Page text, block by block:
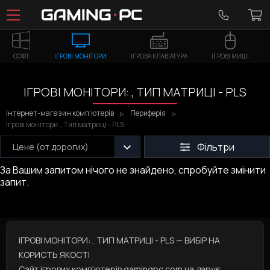
СОФТ ІГРОВІ МОНІТОРИ ІГРОВА КЛАВІАТУРА ІГРОВІ МИШІ
ІГРОВІ МОНІТОРИ: , ТИП МАТРИЦІ - PLS
Інтернет-магазин комп'ютерів
Периферія
Ігрові монітори: , Тип матриці - PLS
Цене (от дорогих)
Фільтри
За Вашим запитом нічого не знайдено, спробуйте змінити
запит.
ІГРОВІ МОНІТОРИ: , ТИП МАТРИЦІ - PLS — ВИБІР НА
КОРИСТЬ ЯКОСТІ